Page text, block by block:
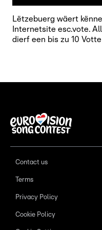
Lëtzebuerg wäert
Internetsite esc.vote.
dierf een bis zu 10
Contact us
Terms
Privacy Policy
Cookie Policy